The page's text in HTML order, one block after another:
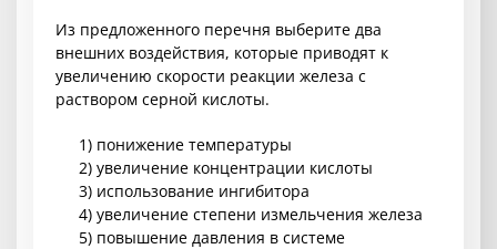
Из предложенного перечня выберите два
внешних воздействия, которые приводят к
увеличению скорости реакции железа с
раствором серной кислоты.
1) понижение температуры
2) увеличение концентрации кислоты
3) использование ингибитора
4) увеличение степени измельчения железа
5) повышение давления в системе